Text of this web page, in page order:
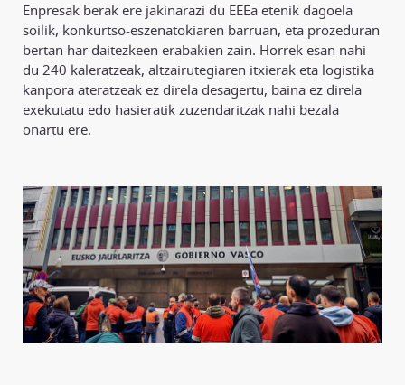
Enpresak berak ere jakinarazi du EEEa etenik dagoela
soilik, konkurtso-eszenatokiaren barruan, eta prozeduran
bertan har daitezkeen erabakien zain. Horrek esan nahi
du 240 kaleratzeak, altzairutegiaren itxierak eta logistika
kanpora ateratzeak ez direla desagertu, baina ez direla
exekutatu edo hasieratik zuzendaritzak nahi bezala
onartu ere.